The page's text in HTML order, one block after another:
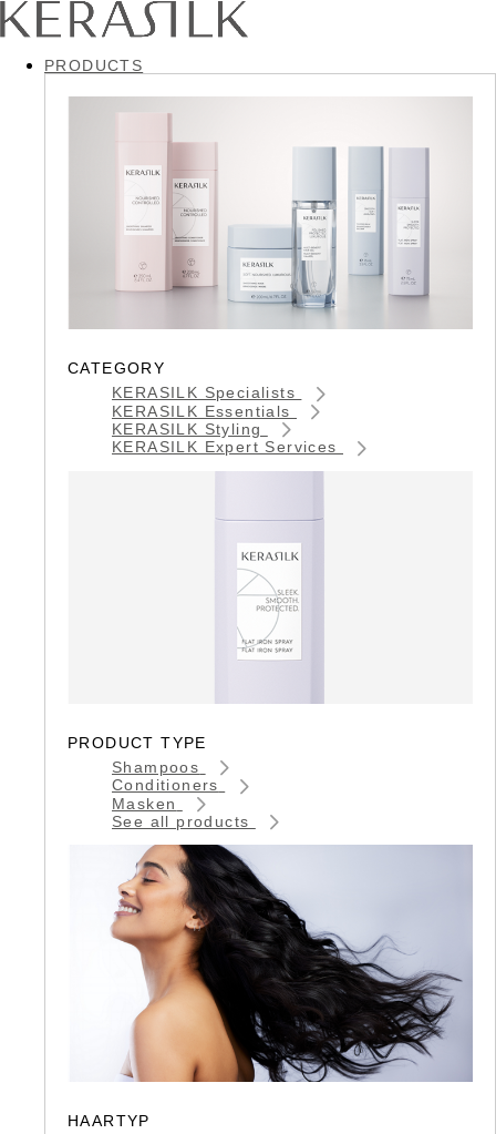
PRODUCTS
CATEGORY
KERASILK Specialists
KERASILK Essentials
KERASILK Styling
KERASILK Expert Services
PRODUCT TYPE
Shampoos
Conditioners
Masken
See all products
HAARTYP